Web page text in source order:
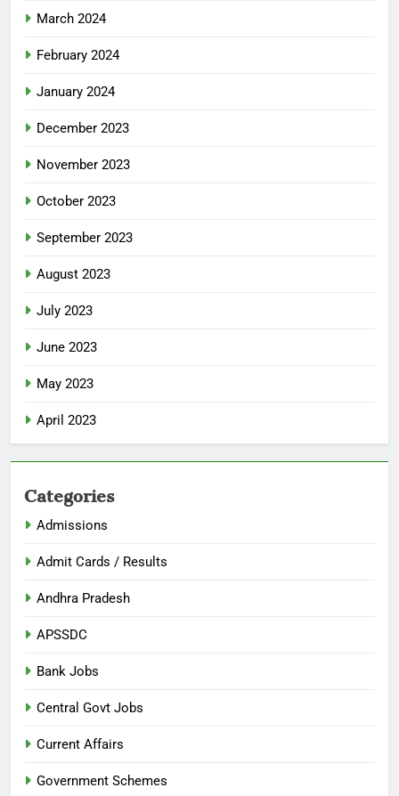
March 2024
February 2024
January 2024
December 2023
November 2023
October 2023
September 2023
August 2023
July 2023
June 2023
May 2023
April 2023
Categories
Admissions
Admit Cards / Results
Andhra Pradesh
APSSDC
Bank Jobs
Central Govt Jobs
Current Affairs
Government Schemes